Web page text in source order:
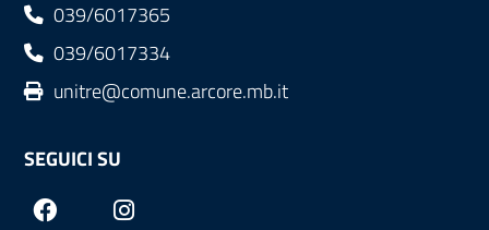
039/6017365
039/6017334
unitre@comune.arcore.mb.it
SEGUICI SU
FacebookInstagram